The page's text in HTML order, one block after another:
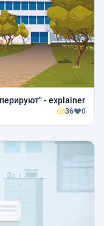
- explainer
36 0